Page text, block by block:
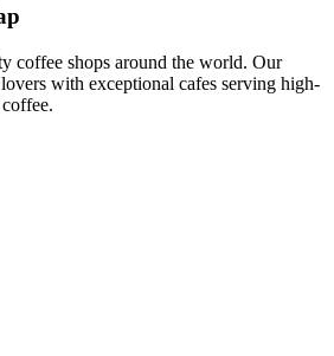
coffee shops around the world. Our
with exceptional cafes serving high-